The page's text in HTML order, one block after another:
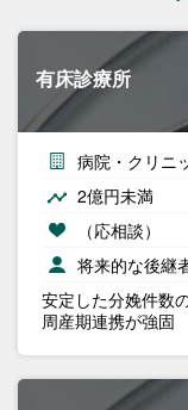
有床診療所
病院・クリニ
2億円未満
（応相談）
将来的な後継
安定した分娩件数
周産期連携が強固